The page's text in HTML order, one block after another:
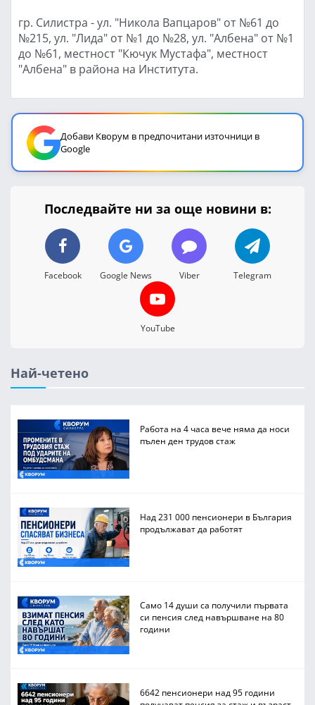
гр. Силистра - ул. "Никола Вапцаров" от №61 до
№215, ул. "Лида" от №1 до №28, ул. "Албена" от №1
до №61, местност "Кючук Мустафа", местност
"Албена" в района на Института.
Добави Кворум в предпочитани източници в
Google
Последвайте ни за още новини в:
Facebook Google News Viber Telegram
YouTube
Най-четено
Работа на 4 часа вече няма да носи
пълен ден трудов стаж
Над 231 000 пенсионери в България
продължават да работят
Само 14 души са получили първата
си пенсия след навършване на 80
години
6642 пенсионери над 95 години